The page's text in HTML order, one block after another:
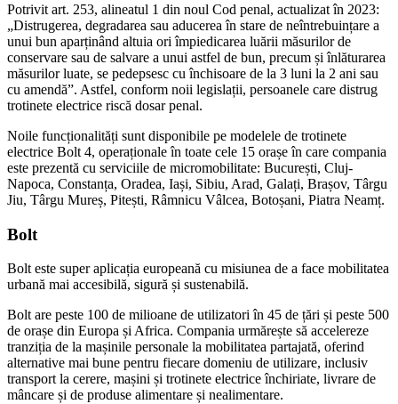
Potrivit art. 253, alineatul 1 din noul Cod penal, actualizat în 2023:
„Distrugerea, degradarea sau aducerea în stare de neîntrebuințare a
unui bun aparținând altuia ori împiedicarea luării măsurilor de
conservare sau de salvare a unui astfel de bun, precum și înlăturarea
măsurilor luate, se pedepsesc cu închisoare de la 3 luni la 2 ani sau
cu amendă”. Astfel, conform noii legislații, persoanele care distrug
trotinete electrice riscă dosar penal.
Noile funcționalități sunt disponibile pe modelele de trotinete
electrice Bolt 4, operaționale în toate cele 15 orașe în care compania
este prezentă cu serviciile de micromobilitate: București, Cluj-
Napoca, Constanța, Oradea, Iași, Sibiu, Arad, Galați, Brașov, Târgu
Jiu, Târgu Mureș, Pitești, Râmnicu Vâlcea, Botoșani, Piatra Neamț.
Bolt
Bolt este super aplicația europeană cu misiunea de a face mobilitatea
urbană mai accesibilă, sigură și sustenabilă.
Bolt are peste 100 de milioane de utilizatori în 45 de țări și peste 500
de orașe din Europa și Africa. Compania urmărește să accelereze
tranziția de la mașinile personale la mobilitatea partajată, oferind
alternative mai bune pentru fiecare domeniu de utilizare, inclusiv
transport la cerere, mașini și trotinete electrice închiriate, livrare de
mâncare și de produse alimentare și nealimentare.